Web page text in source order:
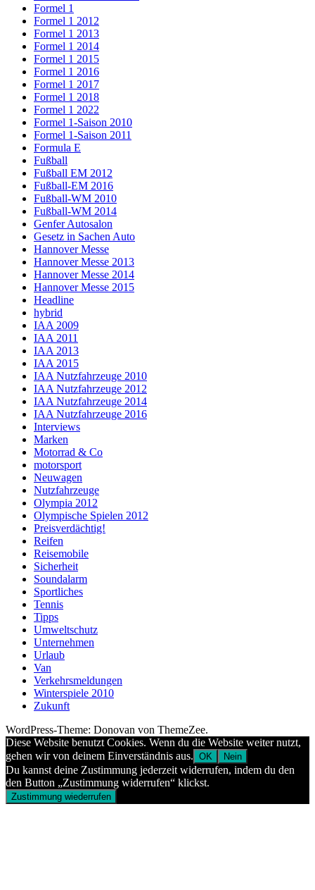
Formel 1
Formel 1 2012
Formel 1 2013
Formel 1 2014
Formel 1 2015
Formel 1 2016
Formel 1 2017
Formel 1 2018
Formel 1 2022
Formel 1-Saison 2010
Formel 1-Saison 2011
Formula E
Fußball
Fußball EM 2012
Fußball-EM 2016
Fußball-WM 2010
Fußball-WM 2014
Genfer Autosalon
Gesetz in Sachen Auto
Hannover Messe
Hannover Messe 2013
Hannover Messe 2014
Hannover Messe 2015
Headline
hybrid
IAA 2009
IAA 2011
IAA 2013
IAA 2015
IAA Nutzfahrzeuge 2010
IAA Nutzfahrzeuge 2012
IAA Nutzfahrzeuge 2014
IAA Nutzfahrzeuge 2016
Interviews
Marken
Motorrad & Co
motorsport
Neuwagen
Nutzfahrzeuge
Olympia 2012
Olympische Spielen 2012
Preisverdächtig!
Reifen
Reisemobile
Sicherheit
Soundalarm
Sportliches
Tennis
Tipps
Umweltschutz
Unternehmen
Urlaub
Van
Verkehrsmeldungen
Winterspiele 2010
Zukunft
WordPress-Theme: Donovan von ThemeZee.
Diese Website benutzt Cookies. Wenn du die Website weiter nutzt,
gehen wir von deinem Einverständnis aus. OK Nein
Du kannst deine Zustimmung jederzeit widerrufen, indem du den
den Button „Zustimmung widerrufen“ klickst.
Zustimmung wiederrufen